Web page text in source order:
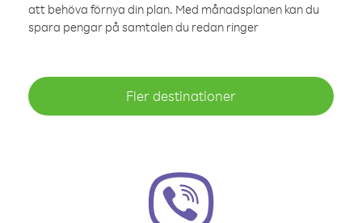
att behöva förnya din plan. Med månadsplanen kan du
spara pengar på samtalen du redan ringer
Fler destinationer